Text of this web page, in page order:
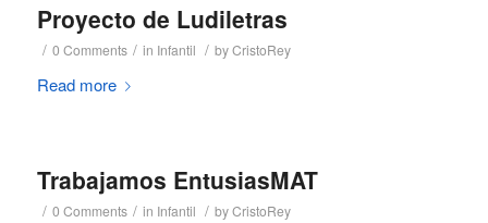
Proyecto de Ludiletras
/ 0 Comments / in Infantil / byCristoRey
Read more
Trabajamos EntusiasMAT
/ 0 Comments / in Infantil / byCristoRey